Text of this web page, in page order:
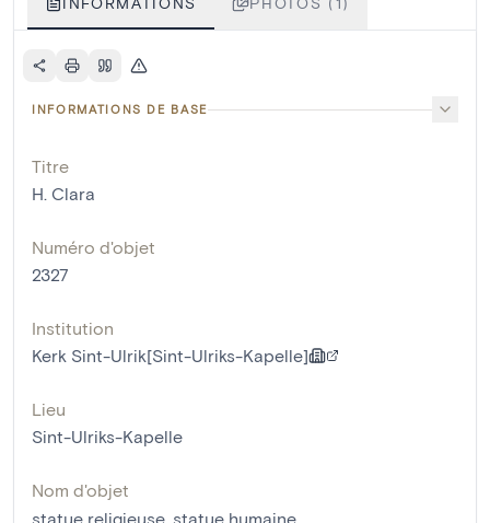
INFORMATIONS DE BASE
Titre
H. Clara
Numéro d'objet
2327
Institution
Kerk Sint-Ulrik[Sint-Ulriks-Kapelle]
Lieu
Sint-Ulriks-Kapelle
Nom d'objet
statue religieuse statue humaine